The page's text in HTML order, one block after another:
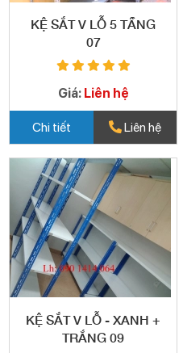
KỆ SẮT V LỖ 5 TẦNG
07
Giá: Liên hệ
Chi tiết Liên hệ
KỆ SẮT V LỖ - XANH +
TRẮNG 09